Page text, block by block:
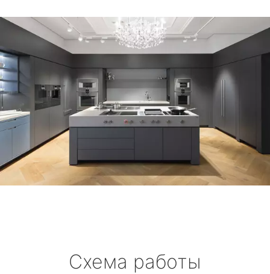
Схема работы